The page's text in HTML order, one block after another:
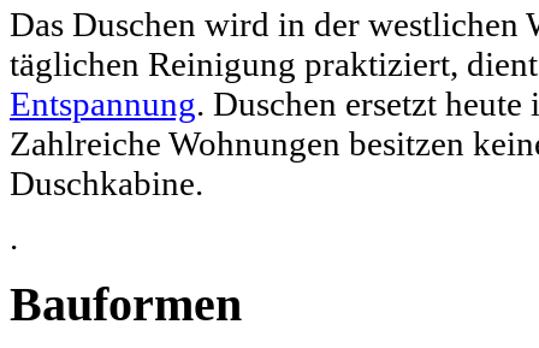
Das Duschen wird in der westlichen
täglichen Reinigung praktiziert,
Entspannung. Duschen ersetzt
Zahlreiche Wohnungen besitzen
Duschkabine.
.
Bauformen